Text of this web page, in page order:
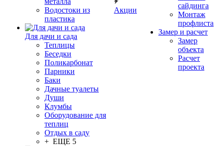
Водостоки из
пластика
Для дачи и сада
Теплицы
Беседки
Поликарбонат
Парники
Баки
Дачные туалеты
Души
Клумбы
Оборудование для
теплиц
Отдых в саду
+ ЕЩЕ 5
Акции
сайдинга
Монтаж
профлиста
Замер и расчет
Замер
объекта
Расчет
проекта